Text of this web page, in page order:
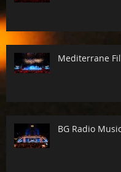
Mediterrane
BG Radio